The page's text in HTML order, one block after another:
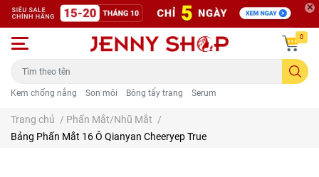
Kem chống nắng Son môi Bông tẩy trang Serum
0
Trang chủ / Phấn Mắt/Nhũ Mắt /
Bảng Phấn Mắt 16 Ô Qianyan Cheeryep True